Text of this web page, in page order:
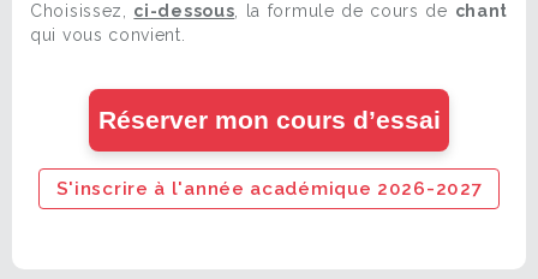
Choisissez, ci-dessous , la formule de cours de chant
qui vous convient.
Réserver mon cours d’essai
S'inscrire à l'année académique 2026-2027